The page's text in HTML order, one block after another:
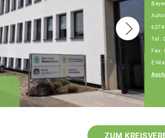
Tel:
Fax:
E-
ZUM